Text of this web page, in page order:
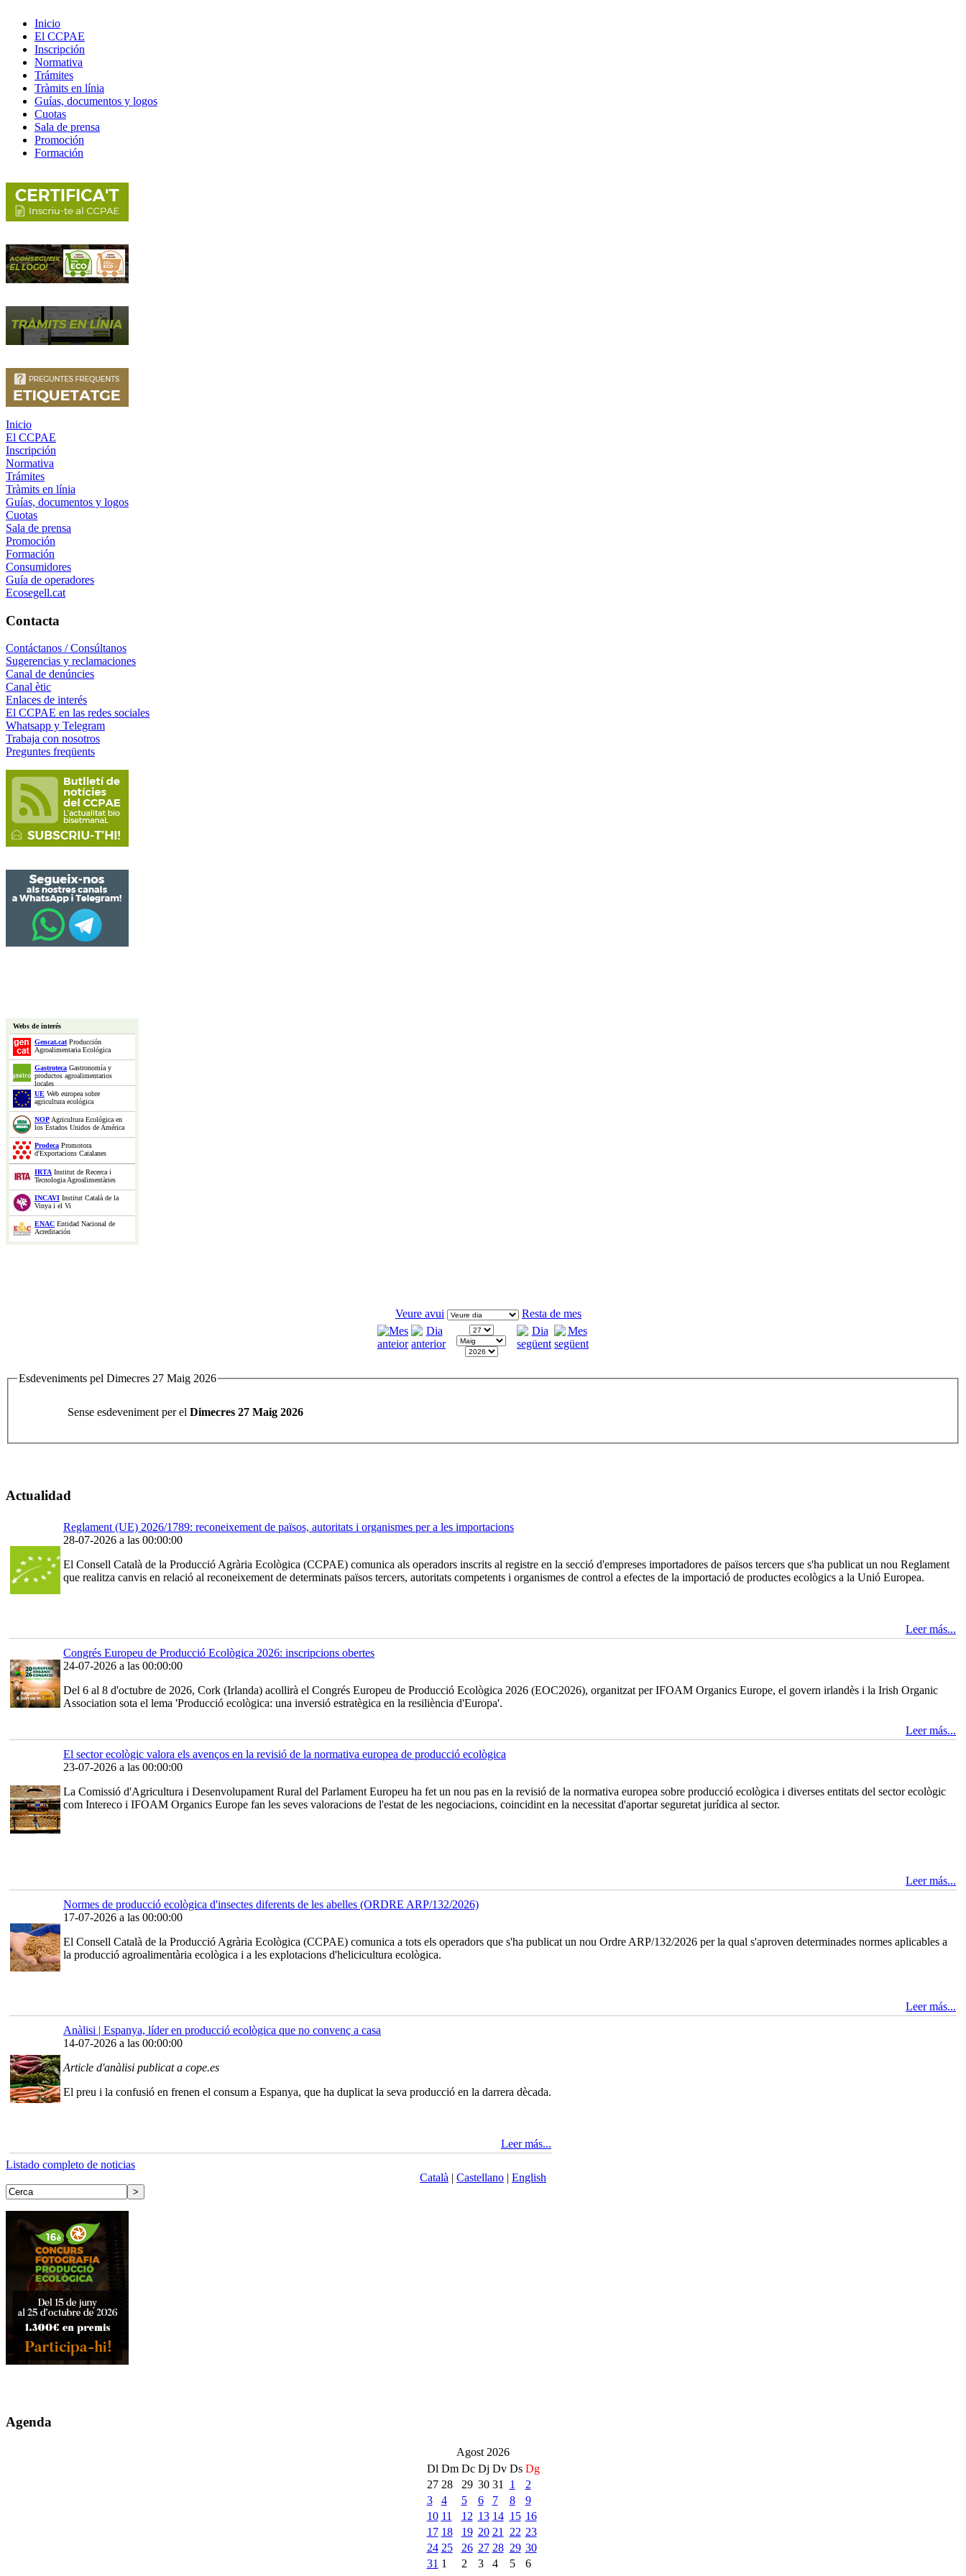
Inicio
El CCPAE
Inscripción
Normativa
Trámites
Tràmits en línia
Guías, documentos y logos
Cuotas
Sala de prensa
Promoción
Formación
Inicio
El CCPAE
Inscripción
Normativa
Trámites
Tràmits en línia
Guías, documentos y logos
Cuotas
Sala de prensa
Promoción
Formación
Consumidores
Guía de operadores
Ecosegell.cat
Contacta
Contáctanos / Consúltanos
Sugerencias y reclamaciones
Canal de denúncies
Canal ètic
Enlaces de interés
El CCPAE en las redes sociales
Whatsapp y Telegram
Trabaja con nosotros
Preguntes freqüents
Webs de interés
Gencat.catProducción
Agroalimentaria Ecológica
Gastroteca Gastronomía y
productos agroalimentarios
locales
UE Web europea sobre
agricultura ecológica
NOPAgricultura Ecológica en
los Estados Unidos de América
Prodeca Promotora
d'Exportacions Catalanes
IRTA Institut de Recerca i
Tecnologia Agroalimentàries
INCAVI Institut Català de la
Vinya i el Vi
ENAC Entidad Nacional de
Acreditación
Veure avui Resta de mes
Esdeveniments pel Dimecres 27 Maig 2026
Sense esdeveniment per el Dimecres 27 Maig 2026
Actualidad
Reglament (UE) 2026/1789: reconeixement de països, autoritats i organismes per a les importacions
28-07-2026 a las 00:00:00
El Consell Català de la Producció Agrària Ecològica (CCPAE) comunica als operadors inscrits al registre en la secció d'empreses importadores de països tercers que s'ha publicat un nou Reglament
que realitza canvis en relació al reconeixement de determinats països tercers, autoritats competents i organismes de control a efectes de la importació de productes ecològics a la Unió Europea.
Leer más...
Congrés Europeu de Producció Ecològica 2026: inscripcions obertes
24-07-2026 a las 00:00:00
Del 6 al 8 d'octubre de 2026, Cork (Irlanda) acollirà el Congrés Europeu de Producció Ecològica 2026 (EOC2026), organitzat per IFOAM Organics Europe, el govern irlandès i la Irish Organic
Association sota el lema 'Producció ecològica: una inversió estratègica en la resiliència d'Europa'.
Leer más...
El sector ecològic valora els avenços en la revisió de la normativa europea de producció ecològica
23-07-2026 a las 00:00:00
La Comissió d'Agricultura i Desenvolupament Rural del Parlament Europeu ha fet un nou pas en la revisió de la normativa europea sobre producció ecològica i diverses entitats del sector ecològic
com Intereco i IFOAM Organics Europe fan les seves valoracions de l'estat de les negociacions, coincidint en la necessitat d'aportar seguretat jurídica al sector.
Leer más...
Normes de producció ecològica d'insectes diferents de les abelles (ORDRE ARP/132/2026)
17-07-2026 a las 00:00:00
El Consell Català de la Producció Agrària Ecològica (CCPAE) comunica a tots els operadors que s'ha publicat un nou Ordre ARP/132/2026 per la qual s'aproven determinades normes aplicables a
la producció agroalimentària ecològica i a les explotacions d'helicicultura ecològica.
Leer más...
Anàlisi | Espanya, líder en producció ecològica que no convenç a casa
14-07-2026 a las 00:00:00
Article d'anàlisi publicat a cope.es
El preu i la confusió en frenen el consum a Espanya, que ha duplicat la seva producció en la darrera dècada.
Leer más...
Listado completo de noticias
Català
Castellano English
Agenda
Agost 2026
Dl Dm Dc Dj Dv Ds Dg
27 28 29 30 31 1
2
3
4 5 6 7 8
9
10 11 12 13 14 15 16
17 18 19 20 21 22 23
24 25 26 27 28 29 30
31 1 2 3 4 5
6